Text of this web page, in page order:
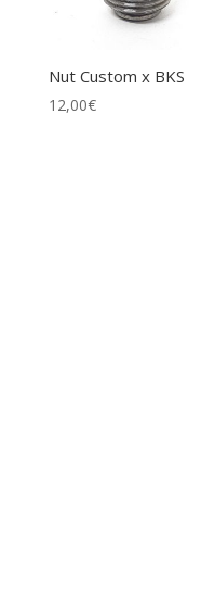
Nut Custom x BKS
12,00€